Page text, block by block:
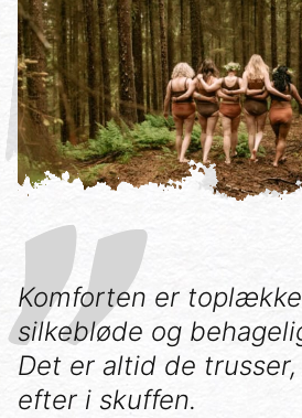
Komforten er
silkebløde og
Det er altid de
efter i skuffen.